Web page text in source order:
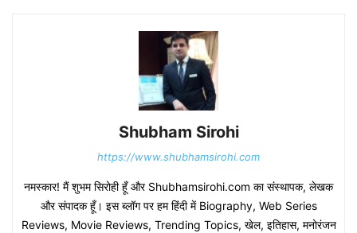
Shubham Sirohi
https://www.shubhamsirohi.com
नमस्कार! मैं शुभम सिरोही हूँ और Shubhamsirohi.com का संस्थापक, लेखक
और संपादक हूँ। इस ब्लॉग पर हम हिंदी में Biography, Web Series
Reviews, Movie Reviews, Trending Topics, खेल, इतिहास, मनोरंजन